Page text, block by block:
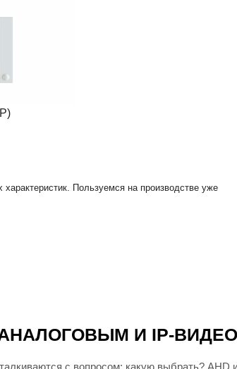
Пользуемся на производстве уже
И IP-
с вопросом: какую выбрать?